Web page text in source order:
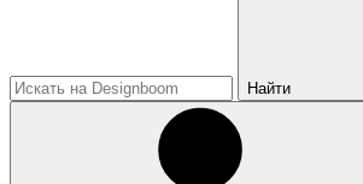
Найти